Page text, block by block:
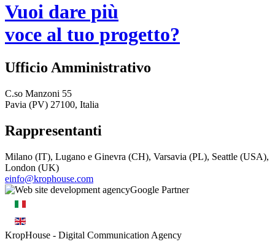
Vuoi dare più
voce al tuo progetto?
Ufficio Amministrativo
C.so Manzoni 55
Pavia (PV) 27100, Italia
Rappresentanti
Milano (IT), Lugano e Ginevra (CH), Varsavia (PL), Seattle (USA),
London (UK)
einfo@krophouse.com
KropHouse - Digital Communication Agency